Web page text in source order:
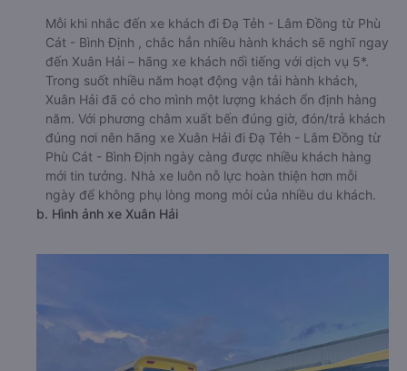
Mỗi khi nhắc đến xe khách đi Đạ Tẻh - Lâm Đồng từ Phù
Cát - Bình Định , chắc hẳn nhiều hành khách sẽ nghĩ ngay
đến Xuân Hải – hãng xe khách nổi tiếng với dịch vụ 5*.
Trong suốt nhiều năm hoạt động vận tải hành khách,
Xuân Hải đã có cho mình một lượng khách ổn định hàng
năm. Với phương châm xuất bến đúng giờ, đón/trả khách
đúng nơi nên hãng xe Xuân Hải đi Đạ Tẻh - Lâm Đồng từ
Phù Cát - Bình Định ngày càng được nhiều khách hàng
mới tin tưởng. Nhà xe luôn nỗ lực hoàn thiện hơn mỗi
ngày để không phụ lòng mong mỏi của nhiều du khách.
b. Hình ảnh xe Xuân Hải